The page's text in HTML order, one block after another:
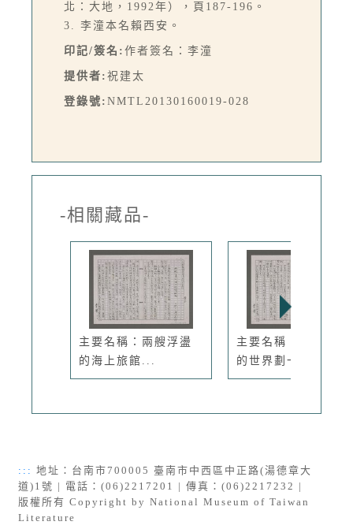
北：大地，1992年），頁187-196。
3. 李潼本名賴西安。
印記/簽名: 作者簽名：李潼
提供者: 祝建太
登錄號: NMTL20130160019-028
-相關藏品-
主要名稱：兩艘浮盪
的海上旅館...
主要名稱：望遠鏡裡
的世界劃一...
::: 地址：台南市700005 臺南市中西區中正路(湯德章大
道)1號 | 電話：(06)2217201 | 傳真：(06)2217232 |
版權所有 Copyright by National Museum of Taiwan
Literature